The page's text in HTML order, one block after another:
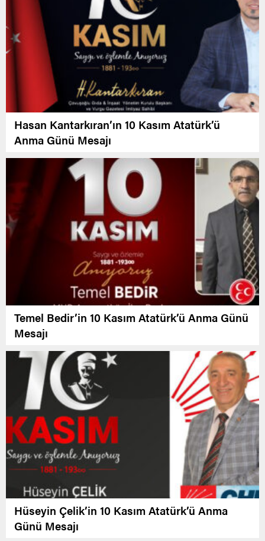
Hasan Kantarkıran’ın 10 Kasım Atatürk’ü
Anma Günü Mesajı
Temel Bedir’in 10 Kasım Atatürk’ü Anma Günü
Mesajı
Hüseyin Çelik’in 10 Kasım Atatürk’ü Anma
Günü Mesajı